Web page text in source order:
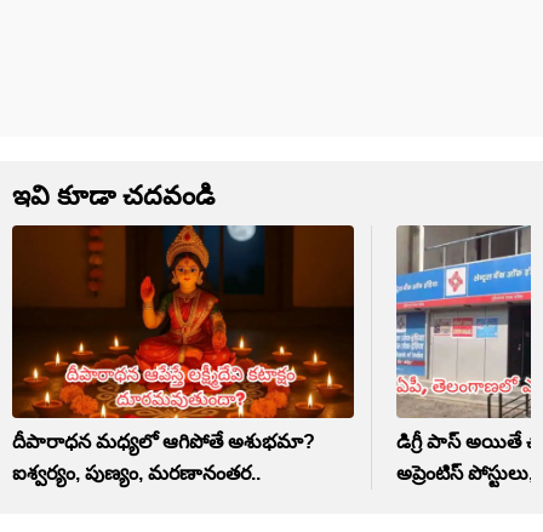
ఇవి కూడా చదవండి
దీపారాధన మధ్యలో ఆగిపోతే అశుభమా?
ఐశ్వర్యం, పుణ్యం, మరణానంతర..
డిగ్రీ పాస్ అయితే
అప్రెంటిస్ పోస్టులు,